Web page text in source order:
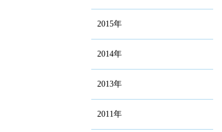
2015年
2014年
2013年
2011年